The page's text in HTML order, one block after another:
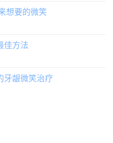
想要的微笑
佳方法
牙龈微笑治疗